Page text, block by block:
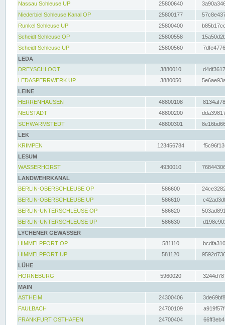
Nassau Schleuse UP
25800640
Niederbiel Schleuse Kanal OP
25800177
Runkel Schleuse UP
25800400
Scheidt Schleuse OP
25800558
Scheidt Schleuse UP
25800560
LEDA
DREYSCHLOOT
3880010
LEDASPERRWERK UP
3880050
LEINE
HERRENHAUSEN
48800108
NEUSTADT
48800200
SCHWARMSTEDT
48800301
LEK
KRIMPEN
123456784
LESUM
WASSERHORST
4930010
LANDWEHRKANAL
BERLIN-OBERSCHLEUSE OP
586600
BERLIN-OBERSCHLEUSE UP
586610
BERLIN-UNTERSCHLEUSE OP
586620
BERLIN-UNTERSCHLEUSE UP
586630
LYCHENER GEWÄSSER
HIMMELPFORT OP
581110
HIMMELPFORT UP
581120
LÜHE
HORNEBURG
5960020
MAIN
ASTHEIM
24300406
FAULBACH
24700109
FRANKFURT OSTHAFEN
24700404